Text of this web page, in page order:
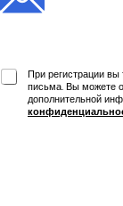
При регистрации
письма. Вы можете
дополнительной